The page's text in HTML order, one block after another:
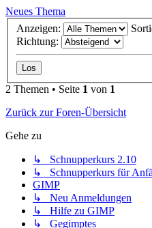
Neues Thema
Anzeigen:
Richtung:
2 Themen • Seite 1 von 1
Zurück zur Foren-Übersicht
Gehe zu
↳ Schnupperkurs 2.10
↳ Schnupperkurs für
GIMP
↳ Neu Anmeldungen
↳ Hilfe zu GIMP
↳ Gegimptes